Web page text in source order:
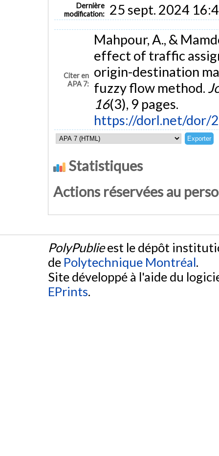
Dernière
modification:
25 sept. 2024
Citer en
APA 7:
Mahpour, A., &
effect of traffic
origin-destination
fuzzy flow method.
16(3), 9 pages.
https://dorl.net/dor/
Statistiques
Actions réservées au
PolyPublieest le dépôt
de Polytechnique Montréal.
Site développé à l'aide du
EPrints.